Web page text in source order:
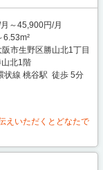
～45,900円/月
6.53m²
阪市生野区勝山北1丁目
北1階
状線 桃谷駅 徒歩 5分
えいただくとどなたで